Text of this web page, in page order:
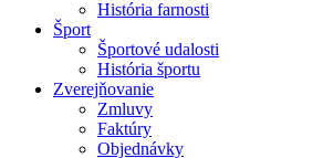
História farnosti
Šport
Športové udalosti
História športu
Zverejňovanie
Zmluvy
Faktúry
Objednávky